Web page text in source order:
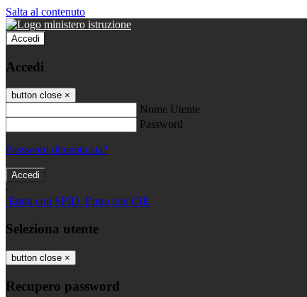
Salta al contenuto
Accedi
Accedi
button close ×
Nome Utente
Password
Password dimenticata?
-
Entra con SPID Entra con CIE
Seleziona utente
button close ×
Recupero password